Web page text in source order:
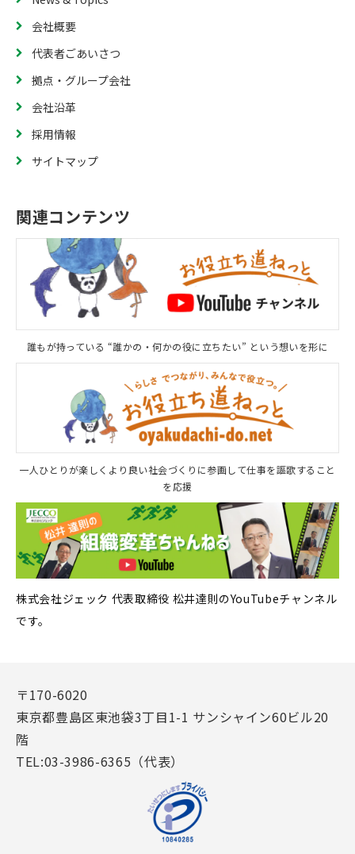
会社概要
代表者ごあいさつ
拠点・グループ会社
会社沿革
採用情報
サイトマップ
関連コンテンツ
誰もが持っている “誰かの・何かの役に立ちたい” という想いを形に
一人ひとりが楽しくより良い社会づくりに参画して仕事を謳歌すること
を応援
株式会社ジェック 代表取締役 松井達則のYouTubeチャンネル
です。
〒170-6020
東京都豊島区東池袋3丁目1-1 サンシャイン60ビル20
階
TEL:03-3986-6365（代表）